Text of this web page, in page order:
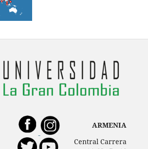
ARMENIA
Central Carrera